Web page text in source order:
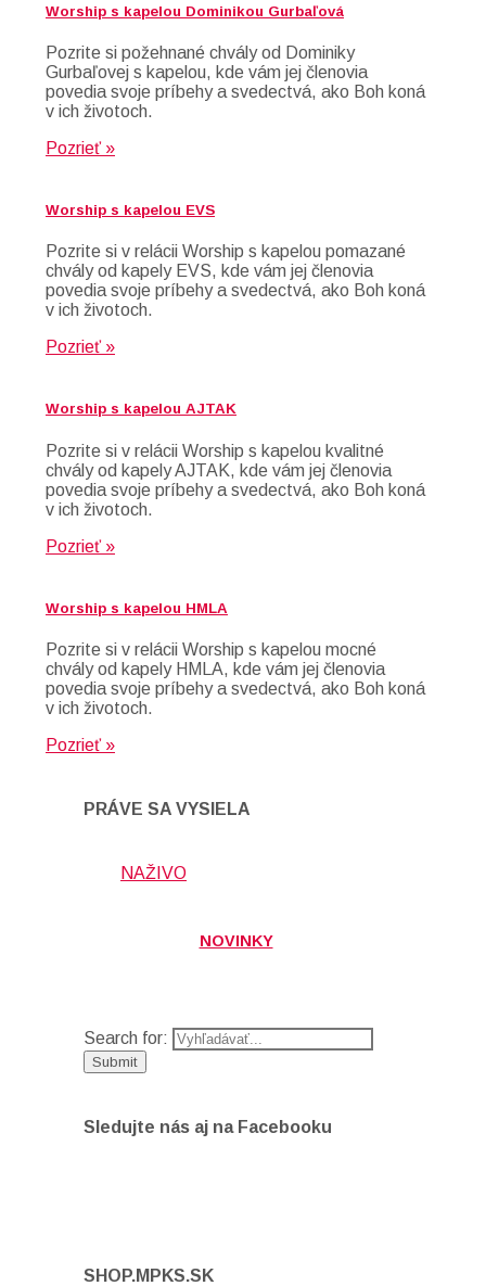
Worship s kapelou Dominikou Gurbaľová
Pozrite si požehnané chvály od Dominiky
Gurbaľovej s kapelou, kde vám jej členovia
povedia svoje príbehy a svedectvá, ako Boh koná
v ich životoch.
Pozrieť »
Worship s kapelou EVS
Pozrite si v relácii Worship s kapelou pomazané
chvály od kapely EVS, kde vám jej členovia
povedia svoje príbehy a svedectvá, ako Boh koná
v ich životoch.
Pozrieť »
Worship s kapelou AJTAK
Pozrite si v relácii Worship s kapelou kvalitné
chvály od kapely AJTAK, kde vám jej členovia
povedia svoje príbehy a svedectvá, ako Boh koná
v ich životoch.
Pozrieť »
Worship s kapelou HMLA
Pozrite si v relácii Worship s kapelou mocné
chvály od kapely HMLA, kde vám jej členovia
povedia svoje príbehy a svedectvá, ako Boh koná
v ich životoch.
Pozrieť »
PRÁVE SA VYSIELA
NAŽIVO
NOVINKY
Search for:
Sledujte nás aj na Facebooku
SHOP.MPKS.SK